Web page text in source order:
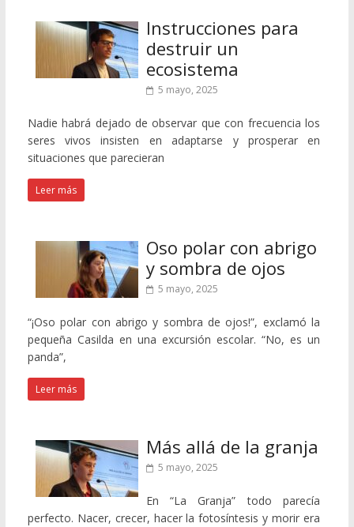
Instrucciones para
destruir un
ecosistema
5 mayo, 2025
Nadie habrá dejado de observar que con frecuencia los
seres vivos insisten en adaptarse y prosperar en
situaciones que parecieran
Leer más
Oso polar con abrigo
y sombra de ojos
5 mayo, 2025
“¡Oso polar con abrigo y sombra de ojos!”, exclamó la
pequeña Casilda en una excursión escolar. “No, es un
panda”,
Leer más
Más allá de la granja
5 mayo, 2025
En “La Granja” todo parecía
perfecto. Nacer, crecer, hacer la fotosíntesis y morir era